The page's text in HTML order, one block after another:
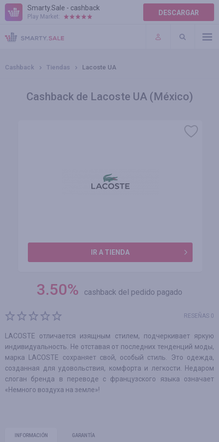
Smarty.Sale - cashback
Play Market: DESCARGAR
AYUDA
TÉRMINOS DE USO
Cashback Tiendas Lacoste UA
Cashback de Lacoste UA (México)
IR A TIENDA
3.50% cashback del pedido pagado
RESEÑAS 0
LACOSTE отличается изящным стилем, подчеркивает яркую
индивидуальность. Не отставая от последних тенденций моды,
марка LACOSTE сохраняет свой, особый стиль. Это одежда,
созданная для удовольствия, комфорта и легкости. Недаром
слоган бренда в переводе с французского языка означает
«Немного воздуха на земле»!
INFORMACIÓN GARANTÍA